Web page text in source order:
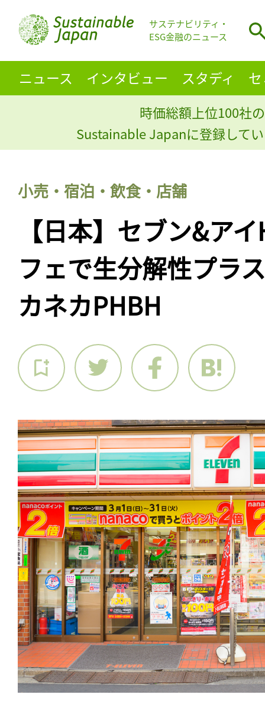
サステナビリティ・
ESG金融のニュース
ニュース インタビュー スタディ
時価総額上位100社
Sustainable Japanに登録して
小売・宿泊・飲食・店舗
【日本】セブン&ア
フェで生分解性プラ
カネカPHBH